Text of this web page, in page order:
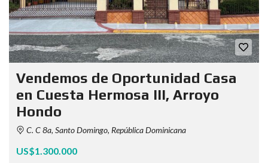
Vendemos de Oportunidad Casa
en Cuesta Hermosa III, Arroyo
Hondo
C. C 8a, Santo Domingo, República Dominicana
US$1.300.000